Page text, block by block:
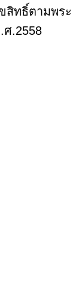
สิทธิ์ตามพระ
.2558